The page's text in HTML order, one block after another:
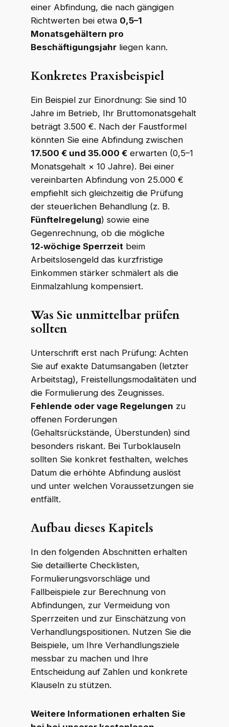
einer Abfindung, die nach gängigen
Richtwerten bei etwa 0,5–1
Monatsgehältern pro
Beschäftigungsjahrliegen kann.
Konkretes Praxisbeispiel
Ein Beispiel zur Einordnung: Sie sind 10
Jahre im Betrieb, Ihr Bruttomonatsgehalt
beträgt 3.500 €. Nach der Faustformel
könnten Sie eine Abfindung zwischen
17.500 € und 35.000 €erwarten (0,5–1
Monatsgehalt × 10 Jahre). Bei einer
vereinbarten Abfindung von 25.000 €
empfiehlt sich gleichzeitig die Prüfung
der steuerlichen Behandlung (z. B.
Fünftelregelung) sowie eine
Gegenrechnung, ob die mögliche
12‑wöchige Sperrzeitbeim
Arbeitslosengeld das kurzfristige
Einkommen stärker schmälert als die
Einmalzahlung kompensiert.
Was Sie unmittelbar prüfen
sollten
Unterschrift erst nach Prüfung: Achten
Sie auf exakte Datumsangaben (letzter
Arbeitstag), Freistellungsmodalitäten und
die Formulierung des Zeugnisses.
Fehlende oder vage Regelungen zu
offenen Forderungen
(Gehaltsrückstände, Überstunden) sind
besonders riskant. Bei Turboklauseln
sollten Sie konkret festhalten, welches
Datum die erhöhte Abfindung auslöst
und unter welchen Voraussetzungen sie
entfällt.
Aufbau dieses Kapitels
In den folgenden Abschnitten erhalten
Sie detaillierte Checklisten,
Formulierungsvorschläge und
Fallbeispiele zur Berechnung von
Abfindungen, zur Vermeidung von
Sperrzeiten und zur Einschätzung von
Verhandlungspositionen. Nutzen Sie die
Beispiele, um Ihre Verhandlungsziele
messbar zu machen und Ihre
Entscheidung auf Zahlen und konkrete
Klauseln zu stützen.
Weitere Informationen erhalten Sie